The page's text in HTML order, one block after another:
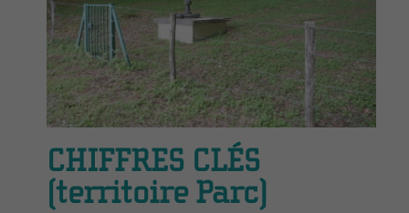
CHIFFRES CLÉS
(territoire Parc)